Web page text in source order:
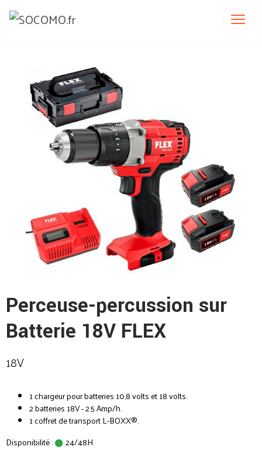
Perceuse-percussion sur
Batterie 18V FLEX
18V
1 chargeur pour batteries 10,8 volts et 18 volts.
2 batteries 18V - 2.5 Amp/h.
1 coffret de transport L-BOXX®.
Disponibilité :
24/48H